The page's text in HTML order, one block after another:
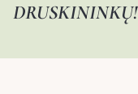
DRUSKININKŲ!